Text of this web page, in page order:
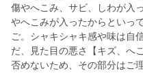
傷やへこみ、サビ、しわが入
やへこみが入ったからといっ
ご。シャキシャキ感や味は自
だ、見た目の悪さ【キズ、へ
否めないため、その部分はご